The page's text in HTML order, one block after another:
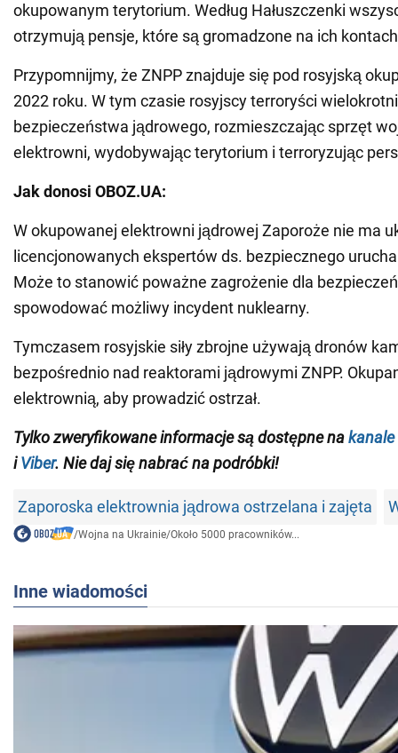
okupowanym terytorium. Według Hałuszczenki
otrzymują pensje, które są gromadzone na ich
Przypomnijmy, że ZNPP znajduje się pod rosyjską
2022 roku. W tym czasie rosyjscy terroryści
bezpieczeństwa jądrowego, rozmieszczając sprzęt
elektrowni, wydobywając terytorium i terroryzując
Jak donosi OBOZ.UA:
W okupowanej elektrowni jądrowej Zaporoże nie ma
licencjonowanych ekspertów ds. bezpiecznego
Może to stanowić poważne zagrożenie dla
spowodować możliwy incydent nuklearny.
Tymczasem rosyjskie siły zbrojne używają dronów
bezpośrednio nad reaktorami jądrowymi ZNPP.
elektrownią, aby prowadzić ostrzał.
Tylko zweryfikowane informacje są dostępne nakanale
iViber. Nie daj się nabrać na podróbki!
Zaporoska elektrownia jądrowa ostrzelana i zajęta
/Wojna na Ukrainie/Około 5000 pracowników...
Inne wiadomości